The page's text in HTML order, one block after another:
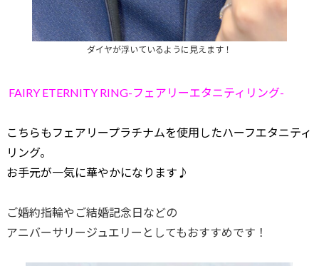
ダイヤが浮いているように見えます！
FAIRY ETERNITY RING-フェアリーエタニティリング-
こちらもフェアリープラチナムを使用したハーフエタニティ
リング。
お手元が一気に華やかになります♪
ご婚約指輪やご結婚記念日などの
アニバーサリージュエリーとしてもおすすめです！